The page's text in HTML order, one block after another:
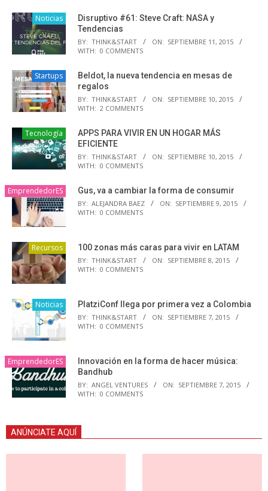
Noticias
Disruptivo #61: Steve Craft: NASA y
Tendencias
BY: THINK&START ON: SEPTIEMBRE 11, 2015
WITH: 0 COMMENTS
Startups
Beldot, la nueva tendencia en mesas de
regalos
BY: THINK&START ON: SEPTIEMBRE 10, 2015
WITH: 2 COMMENTS
Tecnología
APPS PARA VIVIR EN UN HOGAR MÁS
EFICIENTE
BY: THINK&START ON: SEPTIEMBRE 10, 2015
WITH: 0 COMMENTS
EmprendedorES Gus, va a cambiar la forma de consumir
BY: ALEJANDRA BAEZ ON: SEPTIEMBRE 9, 2015
WITH: 0 COMMENTS
Recursos 100 zonas más caras para vivir en LATAM
BY: THINK&START ON: SEPTIEMBRE 8, 2015
WITH: 0 COMMENTS
Noticias PlatziConf llega por primera vez a Colombia
BY: THINK&START ON: SEPTIEMBRE 7, 2015
WITH: 0 COMMENTS
EmprendedorES
Innovación en la forma de hacer música:
Bandhub
BY: ANGEL VENTURES ON: SEPTIEMBRE 7, 2015
WITH: 0 COMMENTS
ANÚNCIATE AQUÍ